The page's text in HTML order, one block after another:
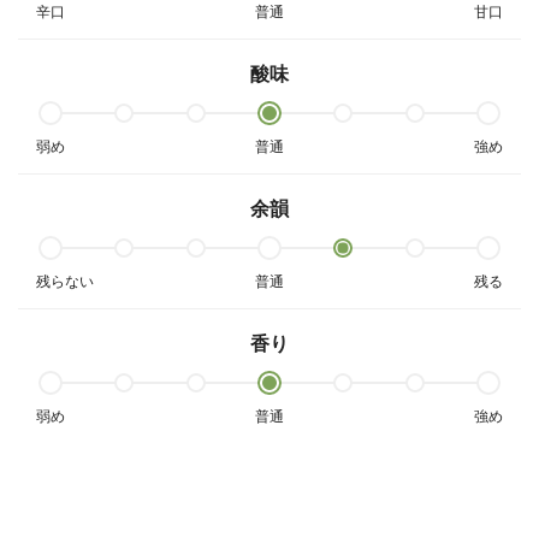
辛口 普通 甘口
酸味
弱め 普通 強め
余韻
残らない 普通 残る
香り
弱め 普通 強め